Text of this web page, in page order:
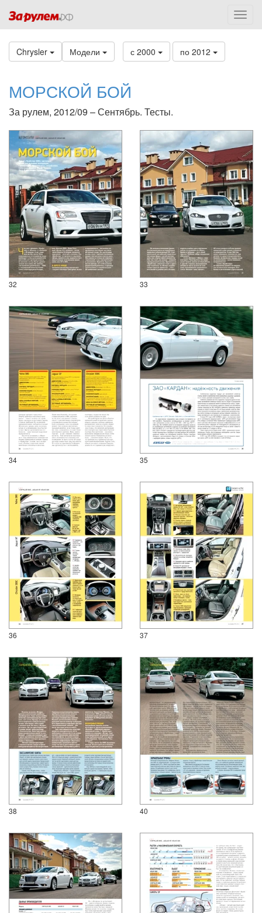
Chrysler Модели с 2000 по 2012
МОРСКОЙ БОЙ
За рулем, 2012/09 – Сентябрь. Тесты.
32 33
34 35
36 37
38 40